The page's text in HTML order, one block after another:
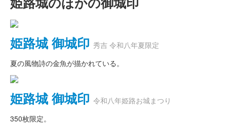
姫路城 御城印 秀吉 令和八年夏限定
夏の風物詩の金魚が描かれている。
姫路城 御城印 令和八年姫路お城まつり
350枚限定。